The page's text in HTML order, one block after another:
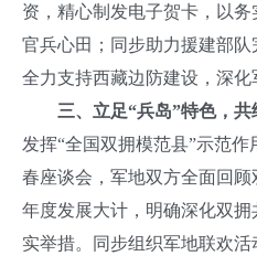
资，精心制发电子贺卡，以
官兵心田；同步助力援建部
全力支持西藏边防建设，深化
三、立足“兵岛”特色，共
发挥“全国双拥模范县”示范作
春座谈会，军地双方全面回
年度发展大计，明确深化双
实举措。同步组织军地联欢